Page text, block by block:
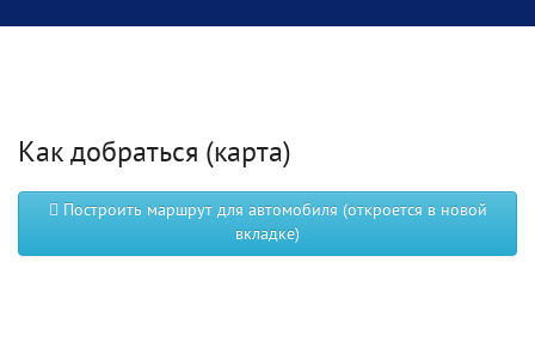
Как добраться (карта)
Построить маршрут для автомобиля (откроется в новой
вкладке)